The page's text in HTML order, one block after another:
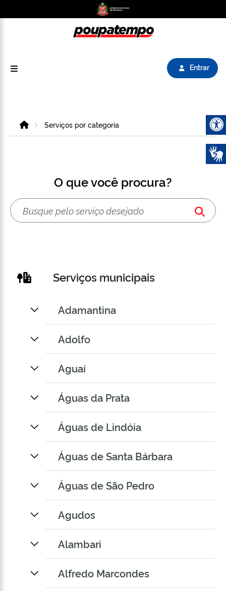
Entrar
HomeServiços por categoria
O que você procura?
Serviços municipais
Adamantina
Adolfo
Aguaí
Águas da Prata
Águas de Lindóia
Águas de Santa Bárbara
Águas de São Pedro
Agudos
Alambari
Alfredo Marcondes